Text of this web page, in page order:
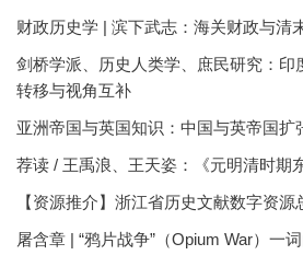
财政历史学 | 滨下武志：海关财政与清
剑桥学派、历史人类学、庶民研究：印
转移与视角互补
亚洲帝国与英国知识：中国与英帝国扩
荐读 / 王禹浪、王天姿：《元明清时期
【资源推介】浙江省历史文献数字资源
屠含章 | “鸦片战争”（Opium War）